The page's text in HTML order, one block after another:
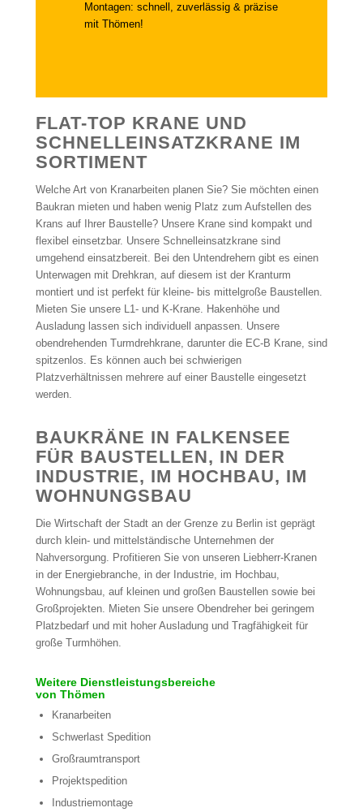
Montagen: schnell, zuverlässig & präzise
mit Thömen!
FLAT-TOP KRANE UND
SCHNELLEINSATZKRANE IM
SORTIMENT
Welche Art von Kranarbeiten planen Sie? Sie möchten einen
Baukran mieten und haben wenig Platz zum Aufstellen des
Krans auf Ihrer Baustelle? Unsere Krane sind kompakt und
flexibel einsetzbar. Unsere Schnelleinsatzkrane sind
umgehend einsatzbereit. Bei den Untendrehern gibt es einen
Unterwagen mit Drehkran, auf diesem ist der Kranturm
montiert und ist perfekt für kleine- bis mittelgroße Baustellen.
Mieten Sie unsere L1- und K-Krane. Hakenhöhe und
Ausladung lassen sich individuell anpassen. Unsere
obendrehenden Turmdrehkrane, darunter die EC-B Krane, sind
spitzenlos. Es können auch bei schwierigen
Platzverhältnissen mehrere auf einer Baustelle eingesetzt
werden.
BAUKRÄNE IN FALKENSEE
FÜR BAUSTELLEN, IN DER
INDUSTRIE, IM HOCHBAU, IM
WOHNUNGSBAU
Die Wirtschaft der Stadt an der Grenze zu Berlin ist geprägt
durch klein- und mittelständische Unternehmen der
Nahversorgung. Profitieren Sie von unseren Liebherr-Kranen
in der Energiebranche, in der Industrie, im Hochbau,
Wohnungsbau, auf kleinen und großen Baustellen sowie bei
Großprojekten. Mieten Sie unsere Obendreher bei geringem
Platzbedarf und mit hoher Ausladung und Tragfähigkeit für
große Turmhöhen.
Weitere Dienstleistungsbereiche
von Thömen
Kranarbeiten
Schwerlast Spedition
Großraumtransport
Projektspedition
Industriemontage